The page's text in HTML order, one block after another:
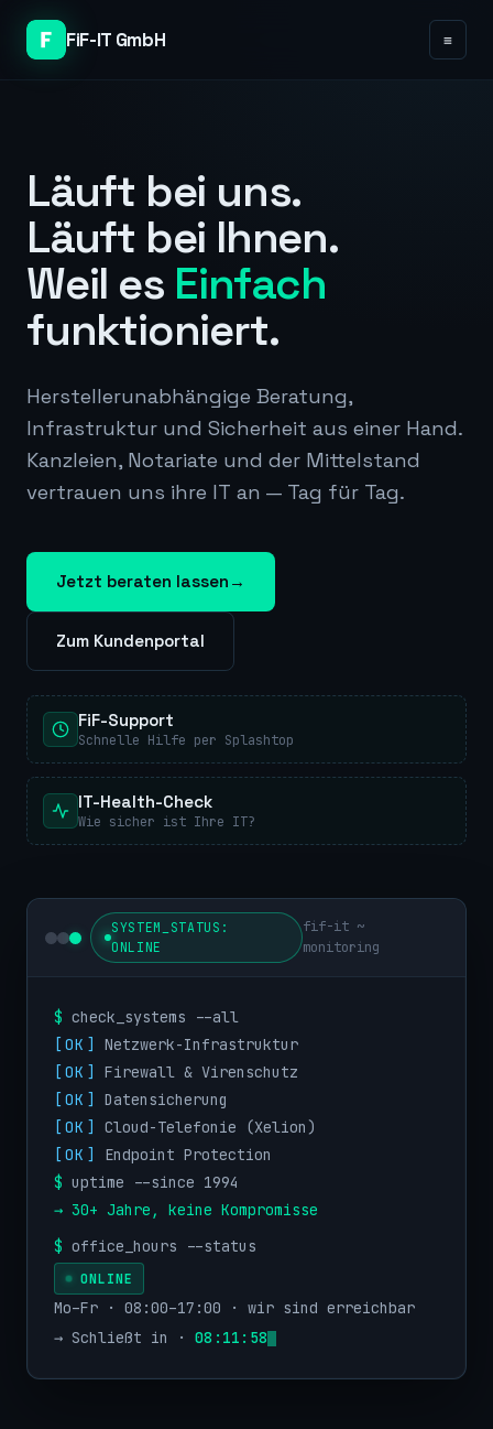
FiF-IT GmbH ≡
Läuft bei uns.
Läuft bei Ihnen.
Weil es Einfach
funktioniert.
Herstellerunabhängige Beratung,
Infrastruktur und Sicherheit aus einer Hand.
Kanzleien, Notariate und der Mittelstand
vertrauen uns ihre IT an — Tag für Tag.
Jetzt beraten lassen →
Zum Kundenportal
FiF-Support
Schnelle Hilfe per Splashtop
IT-Health-Check
Wie sicher ist Ihre IT?
SYSTEM_STATUS:
ONLINE
fif-it ~
monitoring
$ check_systems --all
[ OK ]
Netzwerk-Infrastruktur
[ OK ]
Firewall & Virenschutz
[ OK ]
Datensicherung
[ OK ]
Cloud-Telefonie (Xelion)
[ OK ]
Endpoint Protection
$ uptime --since 1994
→ 30+ Jahre, keine Kompromisse
$ office_hours --status
ONLINE
Mo–Fr · 08:00–17:00 · wir sind erreichbar
→ Schließt in · 08:11:57